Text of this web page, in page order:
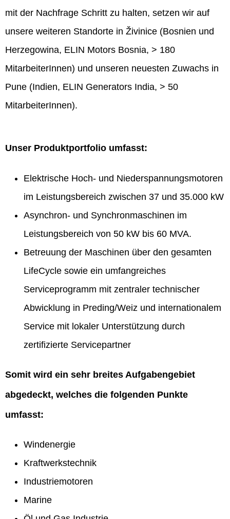
mit der Nachfrage Schritt zu halten, setzen wir auf
unsere weiteren Standorte in Živinice (Bosnien und
Herzegowina, ELIN Motors Bosnia, > 180
MitarbeiterInnen) und unseren neuesten Zuwachs in
Pune (Indien, ELIN Generators India, > 50
MitarbeiterInnen).
Unser Produktportfolio umfasst:
Elektrische Hoch- und Niederspannungsmotoren
im Leistungsbereich zwischen 37 und 35.000 kW
Asynchron- und Synchronmaschinen im
Leistungsbereich von 50 kW bis 60 MVA.
Betreuung der Maschinen über den gesamten
LifeCycle sowie ein umfangreiches
Serviceprogramm mit zentraler technischer
Abwicklung in Preding/Weiz und internationalem
Service mit lokaler Unterstützung durch
zertifizierte Servicepartner
Somit wird ein sehr breites Aufgabengebiet
abgedeckt, welches die folgenden Punkte
umfasst:
Windenergie
Kraftwerkstechnik
Industriemotoren
Marine